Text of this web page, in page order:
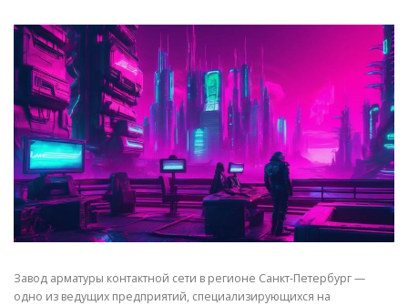
СВОЙСТВА МЕТАЛЛОВ СОРТА МЕТАЛЛОВ
СТАТЬИ
Завод арматуры контактной сети в регионе Санкт-Петербург —
одно из ведущих предприятий, специализирующихся на